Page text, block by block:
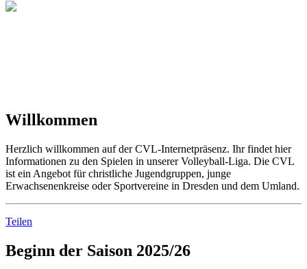
Willkommen
Herzlich willkommen auf der CVL-Internetpräsenz. Ihr findet hier
Informationen zu den Spielen in unserer Volleyball-Liga. Die CVL
ist ein Angebot für christliche Jugendgruppen, junge
Erwachsenenkreise oder Sportvereine in Dresden und dem Umland.
Teilen
Beginn der Saison 2025/26